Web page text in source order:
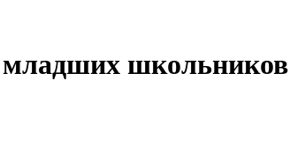
младших школьников